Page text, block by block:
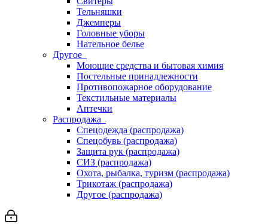
Тельняшки
Джемперы
Головные уборы
Нательное белье
Другое
Моющие средства и бытовая химия
Постельные принадлежности
Противопожарное оборудование
Текстильные материалы
Аптечки
Распродажа
Спецодежда (распродажа)
Спецобувь (распродажа)
Защита рук (распродажа)
СИЗ (распродажа)
Охота, рыбалка, туризм (распродажа)
Трикотаж (распродажа)
Другое (распродажа)